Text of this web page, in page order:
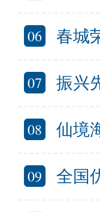
06 春城
07 振兴
08 仙境
09 全国优